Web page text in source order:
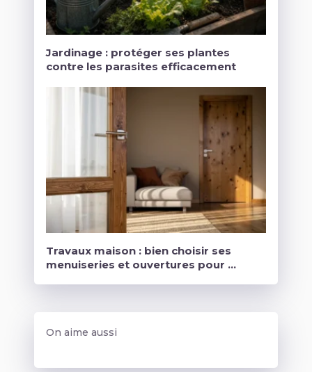
Jardinage : protéger ses plantes
contre les parasites efficacement
Travaux maison : bien choisir ses
menuiseries et ouvertures pour …
On aime aussi